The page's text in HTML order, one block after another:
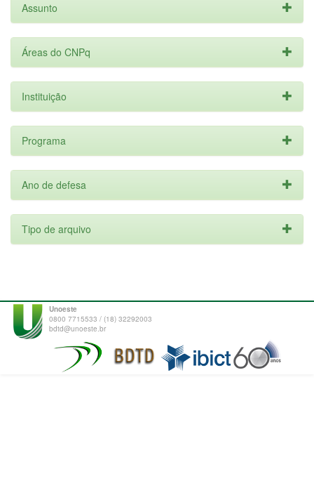
Assunto
Áreas do CNPq
Instituição
Programa
Ano de defesa
Tipo de arquivo
Unoeste
0800 7715533 / (18) 32292003
bdtd@unoeste.br